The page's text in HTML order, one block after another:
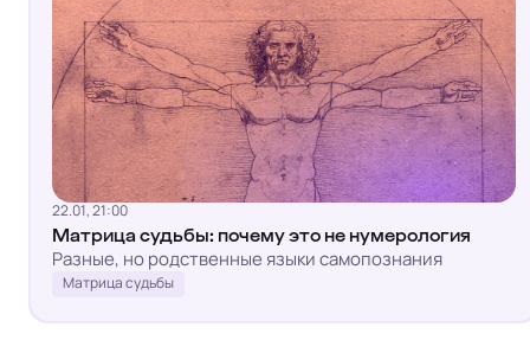
22.01, 21:00
Матрица судьбы: почему это не нумерология
Разные, но родственные языки самопознания
Матрица судьбы